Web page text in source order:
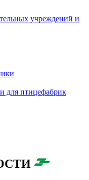
учреждений и
для птицефабрик